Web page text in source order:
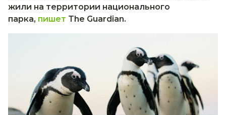
жили на территории национального
парка, пишет The Guardian.